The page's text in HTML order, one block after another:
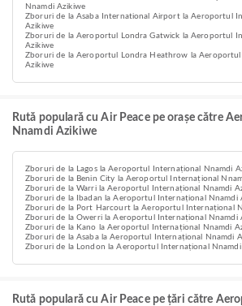
Nnamdi Azikiwe
Zboruri de la Asaba International Airport la Aeroportul
Azikiwe
Zboruri de la Aeroportul Londra Gatwick la Aeroportul
Azikiwe
Zboruri de la Aeroportul Londra Heathrow la
Azikiwe
Rută populară cu Air Peace pe orașe către
Nnamdi Azikiwe
Zboruri de la Lagos la Aeroportul Internațional Nnamdi
Zboruri de la Benin City la Aeroportul Internațional
Zboruri de la Warri la Aeroportul Internațional Nnamdi
Zboruri de la Ibadan la Aeroportul Internațional Nnamdi
Zboruri de la Port Harcourt la Aeroportul Internațional
Zboruri de la Owerri la Aeroportul Internațional Nnamdi
Zboruri de la Kano la Aeroportul Internațional Nnamdi
Zboruri de la Asaba la Aeroportul Internațional Nnamdi
Zboruri de la London la Aeroportul Internațional Nnamdi
Rută populară cu Air Peace pe țări către